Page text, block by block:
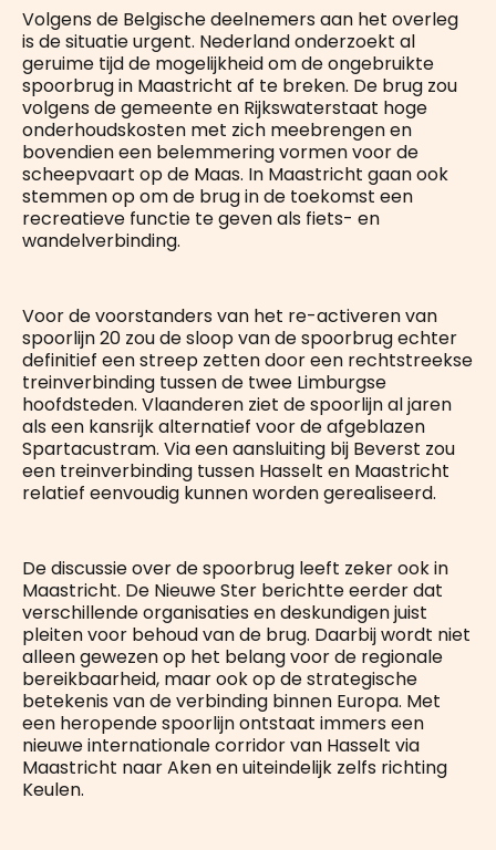
Volgens de Belgische deelnemers aan het overleg
is de situatie urgent. Nederland onderzoekt al
geruime tijd de mogelijkheid om de ongebruikte
spoorbrug in Maastricht af te breken. De brug zou
volgens de gemeente en Rijkswaterstaat hoge
onderhoudskosten met zich meebrengen en
bovendien een belemmering vormen voor de
scheepvaart op de Maas. In Maastricht gaan ook
stemmen op om de brug in de toekomst een
recreatieve functie te geven als fiets- en
wandelverbinding.
Voor de voorstanders van het re-activeren van
spoorlijn 20 zou de sloop van de spoorbrug echter
definitief een streep zetten door een rechtstreekse
treinverbinding tussen de twee Limburgse
hoofdsteden. Vlaanderen ziet de spoorlijn al jaren
als een kansrijk alternatief voor de afgeblazen
Spartacustram. Via een aansluiting bij Beverst zou
een treinverbinding tussen Hasselt en Maastricht
relatief eenvoudig kunnen worden gerealiseerd.
De discussie over de spoorbrug leeft zeker ook in
Maastricht. De Nieuwe Ster berichtte eerder dat
verschillende organisaties en deskundigen juist
pleiten voor behoud van de brug. Daarbij wordt niet
alleen gewezen op het belang voor de regionale
bereikbaarheid, maar ook op de strategische
betekenis van de verbinding binnen Europa. Met
een heropende spoorlijn ontstaat immers een
nieuwe internationale corridor van Hasselt via
Maastricht naar Aken en uiteindelijk zelfs richting
Keulen.